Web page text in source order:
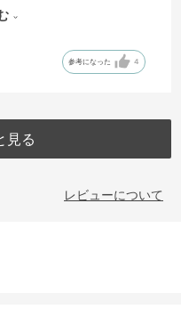
、星⭐︎5でしたが満足度は高い
参考になった 4
見る
レビューについて